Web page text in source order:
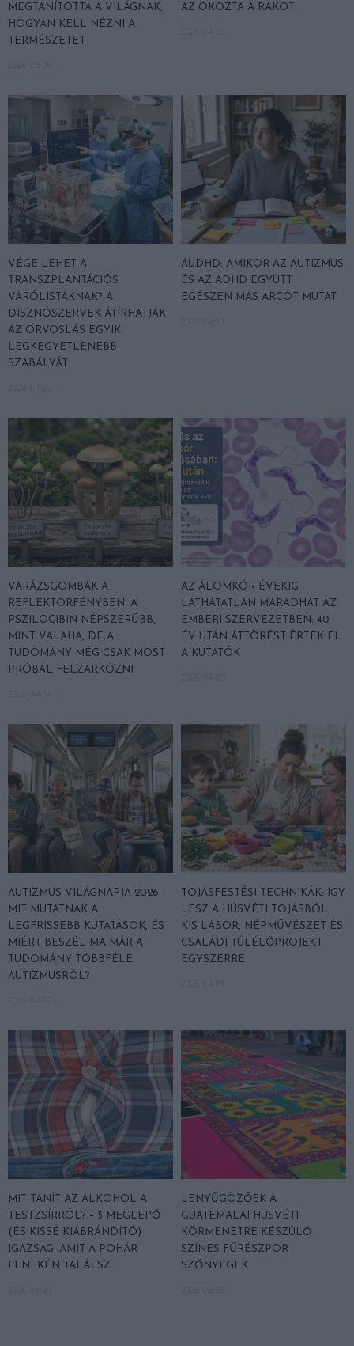
MEGTANÍTOTTA A VILÁGNAK,
HOGYAN KELL NÉZNI A
TERMÉSZETET
AZ OKOZTA A RÁKOT
VÉGE LEHET A
TRANSZPLANTÁCIÓS
VÁRÓLISTÁKNAK? A
DISZNÓSZERVEK ÁTÍRHATJÁK
AZ ORVOSLÁS EGYIK
LEGKEGYETLENEBB
SZABÁLYÁT
AUDHD: AMIKOR AZ AUTIZMUS
ÉS AZ ADHD EGYÜTT
EGÉSZEN MÁS ARCOT MUTAT
VARÁZSGOMBÁK A
REFLEKTORFÉNYBEN: A
PSZILOCIBIN NÉPSZERŰBB,
MINT VALAHA, DE A
TUDOMÁNY MÉG CSAK MOST
PRÓBÁL FELZÁRKÓZNI
AZ ÁLOMKÓR ÉVEKIG
LÁTHATATLAN MARADHAT AZ
EMBERI SZERVEZETBEN: 40
ÉV UTÁN ÁTTÖRÉST ÉRTEK EL
A KUTATÓK
AUTIZMUS VILÁGNAPJA 2026:
MIT MUTATNAK A
LEGFRISSEBB KUTATÁSOK, ÉS
MIÉRT BESZÉL MA MÁR A
TUDOMÁNY TÖBBFÉLE
AUTIZMUSRÓL?
TOJÁSFESTÉSI TECHNIKÁK: ÍGY
LESZ A HÚSVÉTI TOJÁSBÓL
KIS LABOR, NÉPMŰVÉSZET ÉS
CSALÁDI TÚLÉLŐPROJEKT
EGYSZERRE
MIT TANÍT AZ ALKOHOL A
TESTZSÍRRÓL? – 5 MEGLEPŐ
(ÉS KISSÉ KIÁBRÁNDÍTÓ)
IGAZSÁG, AMIT A POHÁR
FENEKÉN TALÁLSZ
LENYŰGÖZŐEK A
GUATEMALAI HÚSVÉTI
KÖRMENETRE KÉSZÜLŐ
SZÍNES FŰRÉSZPOR
SZŐNYEGEK